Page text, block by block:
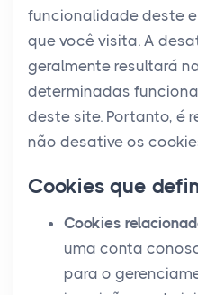
funcionalidade deste
que você visita. A
geralmente resultará
determinadas
deste site. Portanto, é
não desative os
Cookies que
Cookies
uma conta
para o